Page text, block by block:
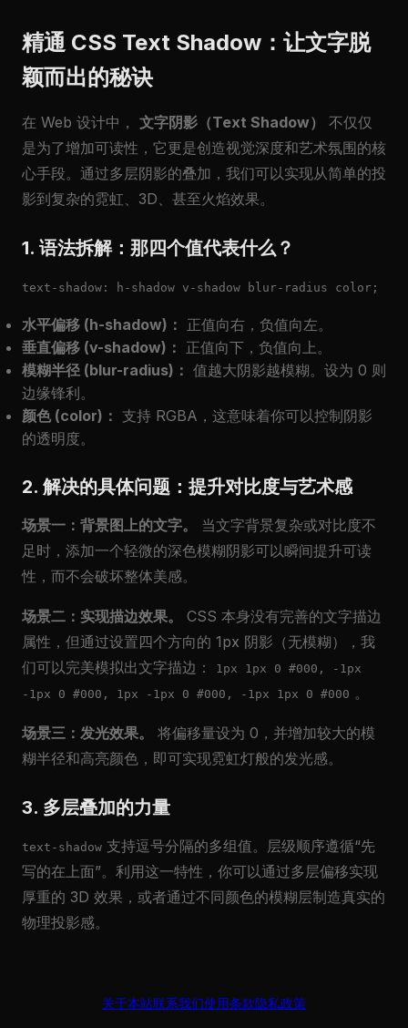
精通 CSS Text Shadow：让文字脱
颖而出的秘诀
在 Web 设计中， 文字阴影（Text Shadow）
不仅仅
是为了增加可读性，它更是创造视觉深度和艺术氛围的核
心手段。通过多层阴影的叠加，我们可以实现从简单的投
影到复杂的霓虹、3D、甚至火焰效果。
1. 语法拆解：那四个值代表什么？
text-shadow: h-shadow v-shadow blur-radius color;
水平偏移 (h-shadow)： 正值向右，负值向左。
垂直偏移 (v-shadow)： 正值向下，负值向上。
模糊半径 (blur-radius)： 值越大阴影越模糊。设为 0 则
边缘锋利。
颜色 (color)： 支持 RGBA，这意味着你可以控制阴影
的透明度。
2. 解决的具体问题：提升对比度与艺术感
场景一：背景图上的文字。
当文字背景复杂或对比度不
足时，添加一个轻微的深色模糊阴影可以瞬间提升可读
性，而不会破坏整体美感。
场景二：实现描边效果。
CSS 本身没有完善的文字描边
属性，但通过设置四个方向的 1px 阴影（无模糊），我
们可以完美模拟出文字描边：
1px 1px 0 #000, -1px
-1px 0 #000, 1px -1px 0 #000, -1px 1px 0 #000 。
场景三：发光效果。
将偏移量设为 0，并增加较大的模
糊半径和高亮颜色，即可实现霓虹灯般的发光感。
3. 多层叠加的力量
text-shadow 支持逗号分隔的多组值。层级顺序遵循“先
写的在上面”。利用这一特性，你可以通过多层偏移实现
厚重的 3D 效果，或者通过不同颜色的模糊层制造真实的
物理投影感。
关于本站联系我们使用条款隐私政策